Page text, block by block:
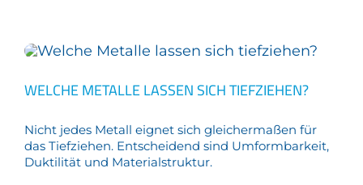
WELCHE METALLE LASSEN SICH TIEFZIEHEN?
Nicht jedes Metall eignet sich gleichermaßen für
das Tiefziehen. Entscheidend sind Umformbarkeit,
Duktilität und Materialstruktur.